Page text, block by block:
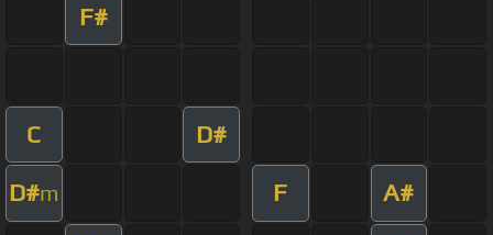
F#
C D#
D#m F A#